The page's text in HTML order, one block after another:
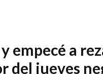
empecé a
del jueves